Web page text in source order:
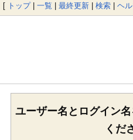
[ トップ| 一覧 | 最終更新 | 検索 | ヘ
ユーザー名とログイン
くだ